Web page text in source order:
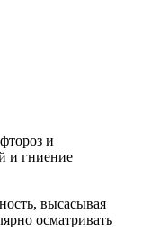
и
и гниение
высасывая
осматривать